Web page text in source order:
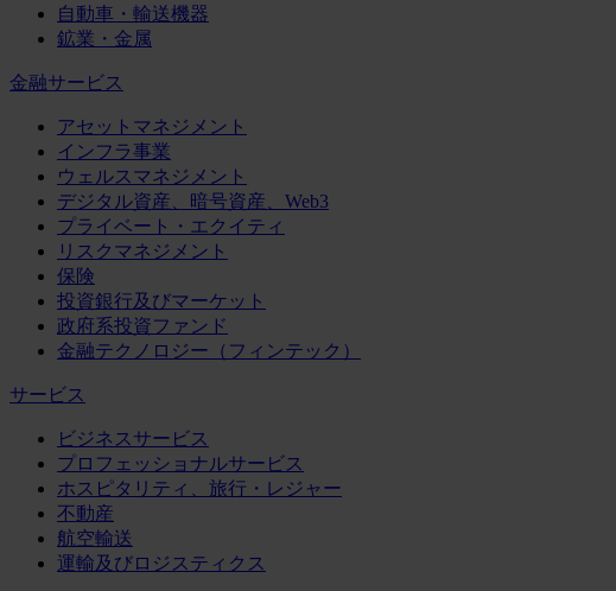
自動車・輸送機器
鉱業・金属
金融サービス
アセットマネジメント
インフラ事業
ウェルスマネジメント
デジタル資産、暗号資産、Web3
プライベート・エクイティ
リスクマネジメント
保険
投資銀行及びマーケット
政府系投資ファンド
金融テクノロジー（フィンテック）
サービス
ビジネスサービス
プロフェッショナルサービス
ホスピタリティ、旅行・レジャー
不動産
航空輸送
運輸及びロジスティクス